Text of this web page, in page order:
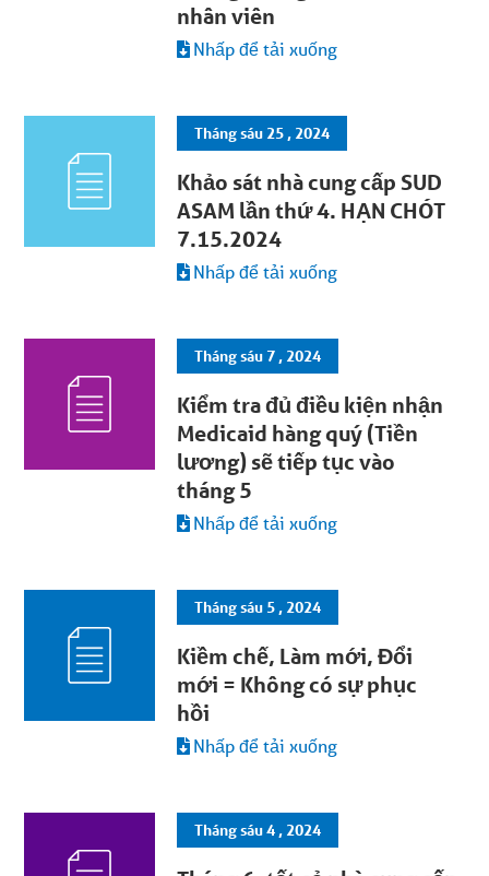
nhân viên
Nhấp để tải xuống
Tháng sáu 25 , 2024
Khảo sát nhà cung cấp SUD
ASAM lần thứ 4. HẠN CHÓT
7.15.2024
Nhấp để tải xuống
Tháng sáu 7 , 2024
Kiểm tra đủ điều kiện nhận
Medicaid hàng quý (Tiền
lương) sẽ tiếp tục vào
tháng 5
Nhấp để tải xuống
Tháng sáu 5 , 2024
Kiềm chế, Làm mới, Đổi
mới = Không có sự phục
hồi
Nhấp để tải xuống
Tháng sáu 4 , 2024